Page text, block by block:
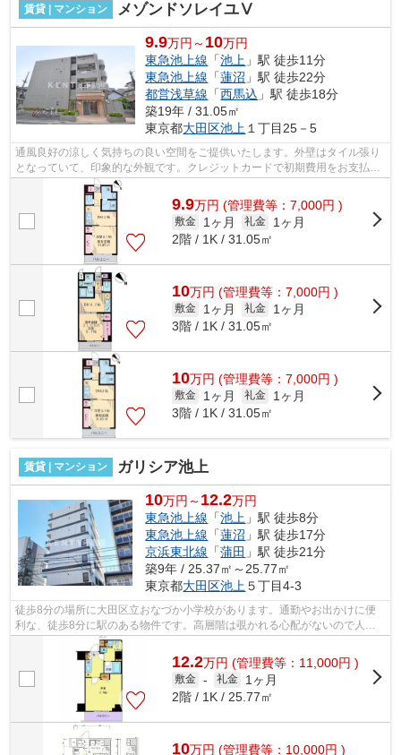
賃貸 | マンション メゾンドソレイユⅤ
9.9万円～ 10万円
東急池上線 「池上 」駅 徒歩11分
東急池上線 「蓮沼 」駅 徒歩22分
都営浅草線 「西馬込 」駅 徒歩18分
築19年 / 31.05㎡
東京都大田区池上 １丁目25－5
通風良好の涼しく気持ちの良い空間をご提供いたします。外壁はタイル張り
となっていて、印象的な外観です。クレジットカードで初期費用をお支払い
いただける物件です。2駅利用可能な利...
9.9万円 (管理費等：7,000円 )
敷金 1ヶ月 礼金
1ヶ月
2階 / 1K / 31.05㎡
10万円 (管理費等：7,000円 )
敷金 1ヶ月 礼金
1ヶ月
3階 / 1K / 31.05㎡
10万円 (管理費等：7,000円 )
敷金 1ヶ月 礼金
1ヶ月
3階 / 1K / 31.05㎡
賃貸 | マンション ガリシア池上
10万円～ 12.2万円
東急池上線 「池上 」駅 徒歩8分
東急池上線 「蓮沼 」駅 徒歩17分
京浜東北線 「蒲田 」駅 徒歩21分
築9年 / 25.37㎡～25.77㎡
東京都大田区池上 ５丁目4-3
徒歩8分の場所に大田区立おなづか小学校があります。通勤やお出かけに便
利な、徒歩8分に駅のある物件です。高層階は覗かれる心配がないので人目
を気にせず過ごせます。こちらはマンシ...
12.2万円 (管理費等：11,000円 )
敷金 - 礼金
1ヶ月
2階 / 1K / 25.77㎡
10万円 (管理費等：10,000円 )